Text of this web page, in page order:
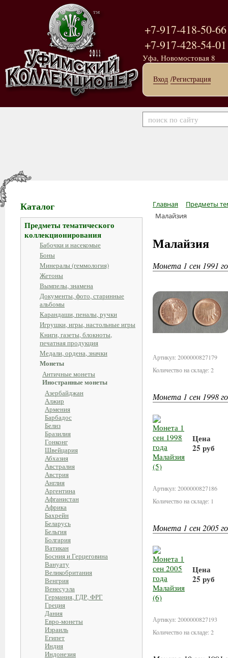
+7-917-418-50-66
+7-917-428-54-01
Уфа, Новомостовая 8
Вход /Регистрация
Каталог
Предметы тематического
коллекционирования
Бабочки и насекомые
Боны
Минералы (геммология)
Жетоны
Вымпелы, знамена
Документы, фото, старинные
альбомы
Карандаши, пеналы, ручки
Игрушки, игры, настольные игры
Книги, газеты, блокноты,
печатная продукция
Медали, ордена, значки
Монеты
Античные монеты
Иностранные монеты
Азербайджан
Алжир
Армения
Барбадос
Белиз
Бразилия
Гонконг
Швейцария
Абхазия
Австралия
Австрия
Англия
Аргентина
Афганистан
Африка
Бахрейн
Беларусь
Бельгия
Болгария
Ватикан
Босния и Герцеговина
Вануату
Великобритания
Венгрия
Венесуэла
Германия, ГДР, ФРГ
Греция
Дания
Евро-монеты
Израиль
Египет
Индия
Индонезия
Главная
Предметы
Малайзия
Малайзия
Монета 1 сен 1991
Артикул: 2000000827179
Количество на складе: 2
Монета 1 сен 1998
Цена
25 руб
Артикул: 2000000827186
Количество на складе: 1
Монета 1 сен 2005
Цена
25 руб
Артикул: 2000000827193
Количество на складе: 2